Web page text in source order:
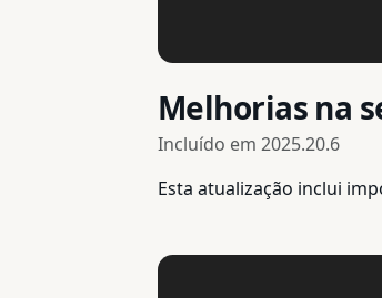
Melhorias na
Incluído em 2025.20.6
Esta atualização inclui